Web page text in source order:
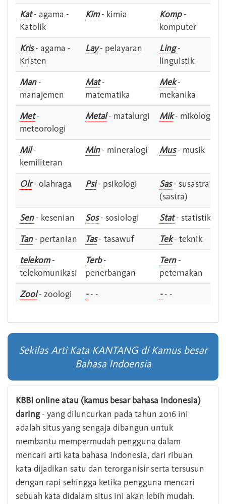
Kat- agama -
Katolik
Kim- kimia Komp-
komputer
Kris- agama -
Kristen
Lay- pelayaran Ling-
linguistik
Man-
manajemen
Mat-
matematika
Mek-
mekanika
Met-
meteorologi
Metal- matalurgi Mik- mikologi
Mil-
kemiliteran
Min- mineralogi Mus- musik
Olr- olahraga Psi- psikologi Sas- susastra -
(sastra)
Sen- kesenian Sos- sosiologi Stat- statistik
Tan- pertanian Tas- tasawuf Tek- teknik
telekom-
telekomunikasi
Terb-
penerbangan
Tern-
peternakan
Zool- zoologi -- - -- -
Sekilas Arti Kata KANTANG di Kamus besar
Bahasa Indoensia
KBBI online atau (kamus besar bahasa Indonesia)
daring- yang diluncurkan pada tahun 2016 ini
adalah situs yang sengaja dibangun untuk
membantu mempermudah pengguna dalam
mencari arti kata bahasa Indonesia, dari ribuan
kata dijadikan satu dan terorganisir serta tersusun
dengan rapi sehingga ketika pengguna mencari
sebuah kata didalam situs ini akan lebih mudah.